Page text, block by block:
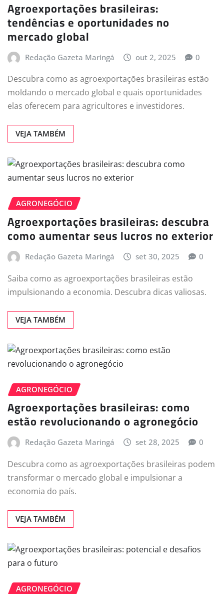
Agroexportações brasileiras:
tendências e oportunidades no
mercado global
Redação Gazeta Maringá out 2, 2025 0
Descubra como as agroexportações brasileiras estão
moldando o mercado global e quais oportunidades
elas oferecem para agricultores e investidores.
VEJA TAMBÉM
AGRONEGÓCIO
Agroexportações brasileiras: descubra
como aumentar seus lucros no exterior
Redação Gazeta Maringá set 30, 2025 0
Saiba como as agroexportações brasileiras estão
impulsionando a economia. Descubra dicas valiosas.
VEJA TAMBÉM
AGRONEGÓCIO
Agroexportações brasileiras: como
estão revolucionando o agronegócio
Redação Gazeta Maringá set 28, 2025 0
Descubra como as agroexportações brasileiras podem
transformar o mercado global e impulsionar a
economia do país.
VEJA TAMBÉM
AGRONEGÓCIO